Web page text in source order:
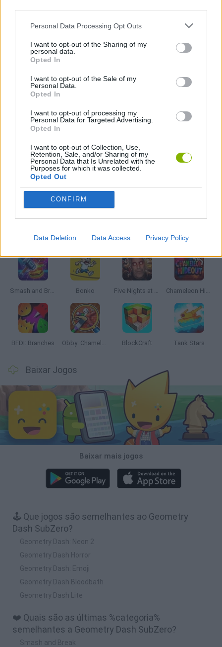
Personal Data Processing Opt Outs
I want to opt-out of the Sharing of my
personal data.
Opted In
I want to opt-out of the Sale of my
Personal Data.
Opted In
I want to opt-out of processing my
Personal Data for Targeted Advertising.
Opted In
I want to opt-out of Collection, Use,
Retention, Sale, and/or Sharing of my
Personal Data that Is Unrelated with the
Purposes for which it was collected.
Opted Out
CONFIRM
Data Deletion Data Access Privacy Policy
JOGOS DIFÍCEIS
JOGOS DE ESQUIVAR
JOGOS DE RITMO
JOGOS DE SALTAR
JOGOS COM VIDEO GUIAS
Mais recentes Jogos de Ação
Smash and Break Bonko Five Nights at Epstein's Chameleon Hideout
BFDI: Branches Obby: Chameleon: Paint & Hide BlockCraft Tank Stars
Baixar Jogos
Baixar mais jogos
🕹️ Que jogos são semelhantes ao Geometry
Dash SubZero?
Geometry Dash: Neon 2
Geometry Dash Horror
Geometry Dash: Emoji
Geometry Dash Bloodbath
Geometry Dash Lite
❤️ Quais são as últimas %categoria%
semelhantes a Geometry Dash SubZero?
Smash and Break